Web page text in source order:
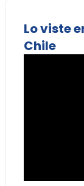
Lo viste
Chile